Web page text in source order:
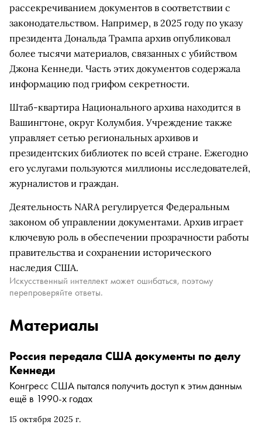
рассекречиванием документов в соответствии с
законодательством. Например, в 2025 году по указу
президента Дональда Трампа архив опубликовал
более тысячи материалов, связанных с убийством
Джона Кеннеди. Часть этих документов содержала
информацию под грифом секретности.
Штаб-квартира Национального архива находится в
Вашингтоне, округ Колумбия. Учреждение также
управляет сетью региональных архивов и
президентских библиотек по всей стране. Ежегодно
его услугами пользуются миллионы исследователей,
журналистов и граждан.
Деятельность NARA регулируется Федеральным
законом об управлении документами. Архив играет
ключевую роль в обеспечении прозрачности работы
правительства и сохранении исторического
наследия США.
Искусственный интеллект может ошибаться, поэтому
перепроверяйте ответы.
Материалы
15 октября 2025 г.
Россия передала США документы по делу
Кеннеди
Конгресс США пытался получить доступ к этим данным
ещё в 1990-х годах